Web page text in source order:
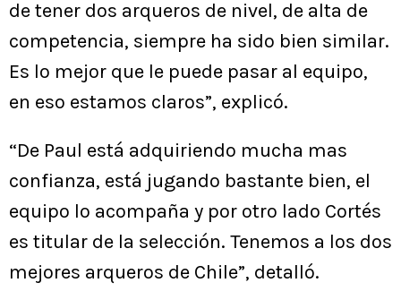
de tener dos arqueros de nivel, de alta de
competencia, siempre ha sido bien similar.
Es lo mejor que le puede pasar al equipo,
en eso estamos claros”, explicó.
“De Paul está adquiriendo mucha mas
confianza, está jugando bastante bien, el
equipo lo acompaña y por otro lado Cortés
es titular de la selección. Tenemos a los dos
mejores arqueros de Chile”, detalló.